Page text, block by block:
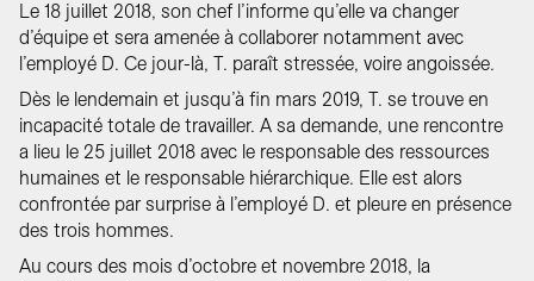
Le 18 juillet 2018, son chef l’informe qu’elle va changer
d’équipe et sera amenée à collaborer notamment avec
l’employé D. Ce jour-là, T. paraît stressée, voire angoissée.
Dès le lendemain et jusqu’à fin mars 2019, T. se trouve en
incapacité totale de travailler. A sa demande, une rencontre
a lieu le 25 juillet 2018 avec le responsable des ressources
humaines et le responsable hiérarchique. Elle est alors
confrontée par surprise à l’employé D. et pleure en présence
des trois hommes.
Au cours des mois d’octobre et novembre 2018, la